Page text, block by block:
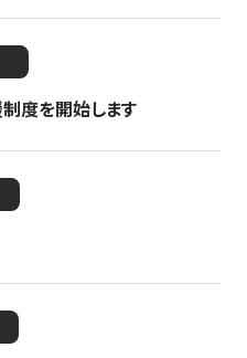
度を開始します